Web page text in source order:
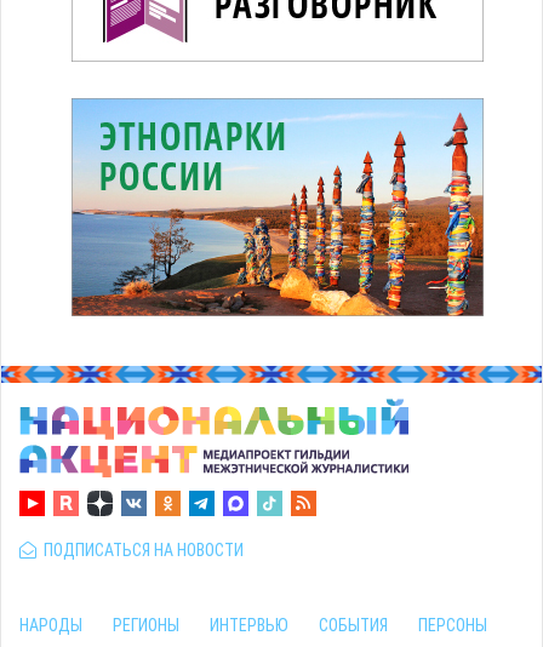
ПОДПИСАТЬСЯ НА НОВОСТИ
НАРОДЫ РЕГИОНЫ ИНТЕРВЬЮ СОБЫТИЯ ПЕРСОНЫ